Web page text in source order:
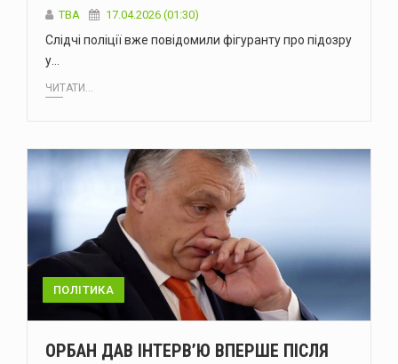
ТВА 17.04.2026 (01:30)
Слідчі поліції вже повідомили фігуранту про підозру
у…
ЧИТАТИ...
ПОЛІТИКА
ОРБАН ДАВ ІНТЕРВ’Ю ВПЕРШЕ ПІСЛЯ